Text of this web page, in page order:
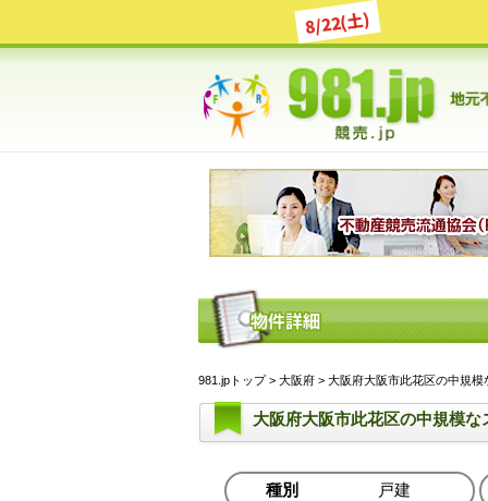
8/22(土)
981.jpトップ> 大阪府 > 大阪府大阪市此花区の中規
大阪府大阪市此花区の中規模
種別 戸建